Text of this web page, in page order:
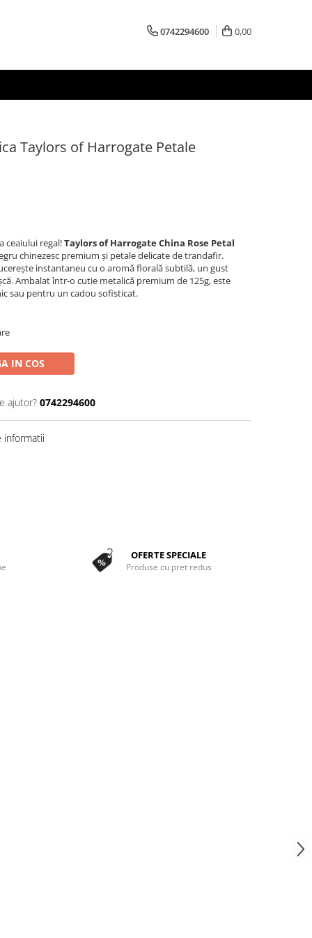
0742294600 0,00
Taylors of Harrogate Petale
ceaiului regal!Taylors of Harrogate China Rose Petal
chinezesc premium și petale delicate de trandafir.
instantaneu cu o aromă florală subtilă, un gust
Ambalat într-o cutie metalică premium de 125g, este
sau pentru un cadou sofisticat.
IN COS
ajutor? 0742294600
informatii
OFERTE SPECIALE
Produse cu pret redus